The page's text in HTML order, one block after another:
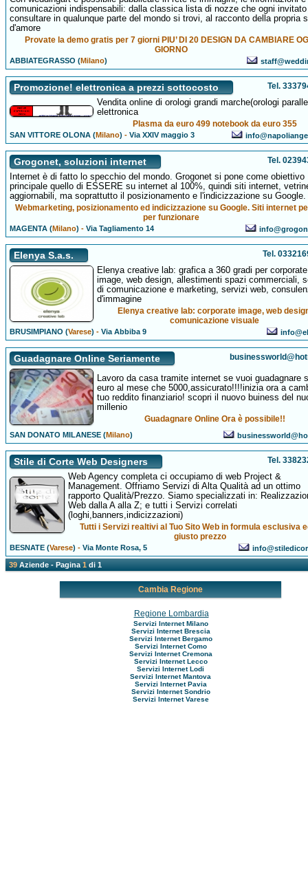
comunicazioni indispensabili: dalla classica lista di nozze che ogni invitato
consultare in qualunque parte del mondo si trovi, al racconto della propria
d'amore
Provate la demo gratis per 7 giorni PIU’ DI 20 DESIGN DA CAMBIARE
GIORNO
ABBIATEGRASSO (Milano)
Promozione! elettronica a prezzi sottocosto Tel.
Vendita online di orologi grandi marche(orologi
elettronica
Plasma da euro 499 notebook da euro 355
SAN VITTORE OLONA (Milano) -Via XXIV maggio 3
Grogonet, soluzioni internet Tel.
Internet è di fatto lo specchio del mondo. Grogonet si pone come obiettivo
principale quello di ESSERE su internet al 100%, quindi siti internet,
aggiornabili, ma soprattutto il posizionamento e l'indicizzazione su Google.
Webmarketing, posizionamento ed indicizzazione su Google. Siti internet
per funzionare
MAGENTA (Milano) -Via Tagliamento 14
Elenya S.a.s. Tel.
Elenya creative lab: grafica a 360 gradi per corporate
image, web design, allestimenti spazi commerciali,
di comunicazione e marketing, servizi web,
d'immagine
Elenya creative lab: corporate image, web
comunicazione visuale
BRUSIMPIANO (Varese) -Via Abbiba 9
Guadagnare Online Seriamente
Lavoro da casa tramite internet se vuoi guadagnare
euro al mese che 5000,assicurato!!!!inizia ora a
tuo reddito finanziario! scopri il nuovo buiness del
millenio
Guadagnare Online Ora è possibile!!
SAN DONATO MILANESE (Milano)
Stile di Corte Web Designers Tel.
Web Agency completa ci occupiamo di web Project &
Management. Offriamo Servizi di Alta Qualità ad un ottimo
rapporto Qualità/Prezzo. Siamo specializzati in:
Web dalla A alla Z; e tutti i Servizi correlati
(loghi,banners,indicizzazioni)
Tutti i Servizi realtivi al Tuo Sito Web in formula esclusiva
giusto prezzo
BESNATE (Varese) -Via Monte Rosa, 5
39Aziende - Pagina1di 1
Cambia Regione
Regione Lombardia
Servizi Internet Milano
Servizi Internet Brescia
Servizi Internet Bergamo
Servizi Internet Como
Servizi Internet Cremona
Servizi Internet Lecco
Servizi Internet Lodi
Servizi Internet Mantova
Servizi Internet Pavia
Servizi Internet Sondrio
Servizi Internet Varese